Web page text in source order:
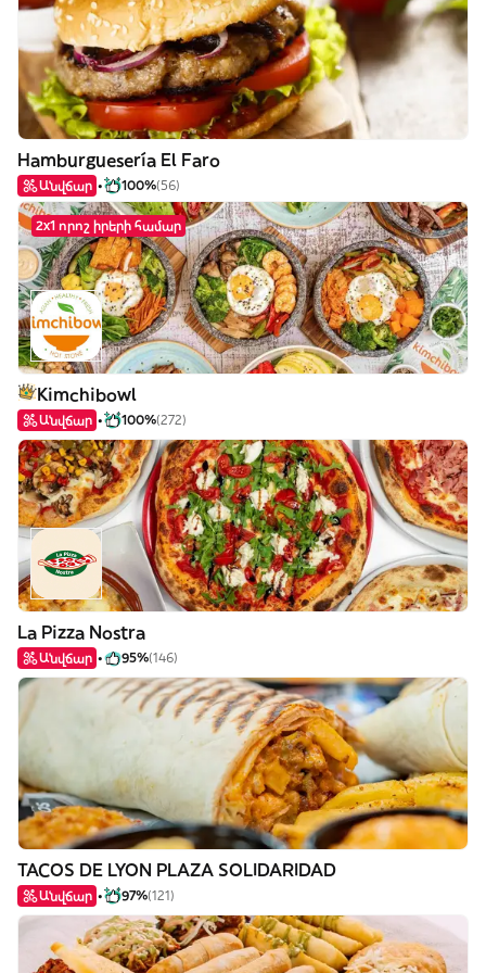
Hamburguesería El Faro
Անվճար 100%(56)
2x1 որոշ իրերի համար
Kimchibowl
Անվճար 100%(272)
La Pizza Nostra
Անվճար 95%(146)
TACOS DE LYON PLAZA SOLIDARIDAD
Անվճար 97%(121)